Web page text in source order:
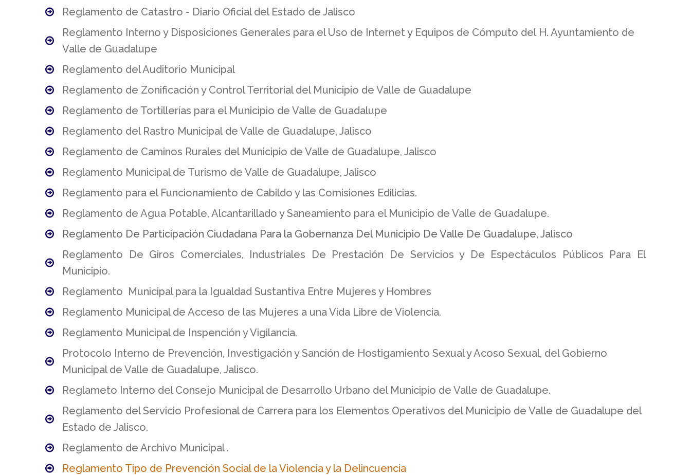
Reglamento de Catastro - Diario Oficial del Estado de Jalisco
Reglamento Interno y Disposiciones Generales para el Uso de Internet y Equipos de Cómputo del H. Ayuntamiento de
Valle de Guadalupe
Reglamento del Auditorio Municipal
Reglamento de Zonificación y Control Territorial del Municipio de Valle de Guadalupe
Reglamento de Tortillerías para el Municipio de Valle de Guadalupe
Reglamento del Rastro Municipal de Valle de Guadalupe, Jalisco
Reglamento de Caminos Rurales del Municipio de Valle de Guadalupe, Jalisco
Reglamento Municipal de Turismo de Valle de Guadalupe, Jalisco
Reglamento para el Funcionamiento de Cabildo y las Comisiones Edilicias.
Reglamento de Agua Potable, Alcantarillado y Saneamiento para el Municipio de Valle de Guadalupe.
Reglamento De Participación Ciudadana Para la Gobernanza Del Municipio De Valle De Guadalupe, Jalisco
Reglamento De Giros Comerciales, Industriales De Prestación De Servicios y De Espectáculos Públicos Para El
Municipio.
Reglamento Municipal para la Igualdad Sustantiva Entre Mujeres y Hombres
Reglamento Municipal de Acceso de las Mujeres a una Vida Libre de Violencia.
Reglamento Municipal de Inspención y Vigilancia.
Protocolo Interno de Prevención, Investigación y Sanción de Hostigamiento Sexual y Acoso Sexual, del Gobierno
Municipal de Valle de Guadalupe, Jalisco.
Reglameto Interno del Consejo Municipal de Desarrollo Urbano del Municipio de Valle de Guadalupe.
Reglamento del Servicio Profesional de Carrera para los Elementos Operativos del Municipio de Valle de Guadalupe del
Estado de Jalisco.
Reglamento de Archivo Municipal .
Reglamento Tipo de Prevención Social de la Violencia y la Delincuencia